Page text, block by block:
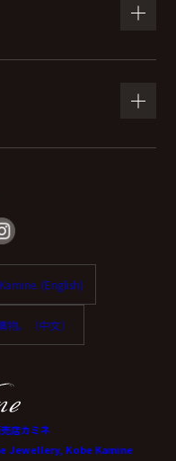
(English)
。（中文）
店カミネ
Jewellery, Kobe Kamine